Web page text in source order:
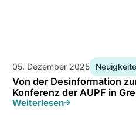
05. Dezember 2025
Von der Desinformation
Konferenz der AUPF in
Weiterlesen